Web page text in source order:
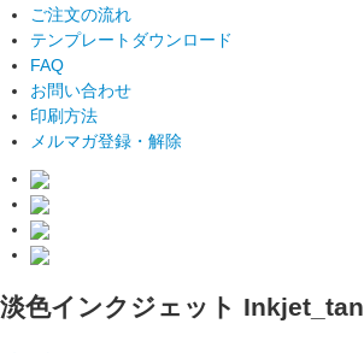
ご注文の流れ
テンプレートダウンロード
FAQ
お問い合わせ
印刷方法
メルマガ登録・解除
淡色インクジェット Inkjet_tan